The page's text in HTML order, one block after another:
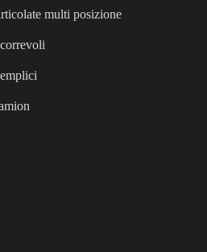
multi posizione